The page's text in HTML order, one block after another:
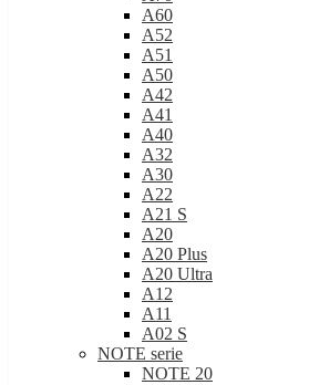
A42
A41
A40
A32
A30
A22
A21 S
A20
A20 Plus
A20 Ultra
A12
A11
A02 S
NOTE serie
NOTE 20
NOTE 20 Ultra
NOTE 10
NOTE 10 Lite
NOTE 10 Plus